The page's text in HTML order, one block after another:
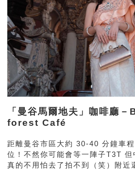
「曼谷馬爾地夫」咖啡廳
forest Café
距離曼谷市區大約 30-40 分鐘車
位！不然你可能會等一陣子T3T 但
真的不用怕去了拍不到（笑）附近